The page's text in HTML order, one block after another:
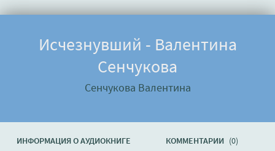
Исчезнувший - Валентина
Сенчукова
Сенчукова Валентина
ИНФОРМАЦИЯ О АУДИОКНИГЕ КОММЕНТАРИИ (0)